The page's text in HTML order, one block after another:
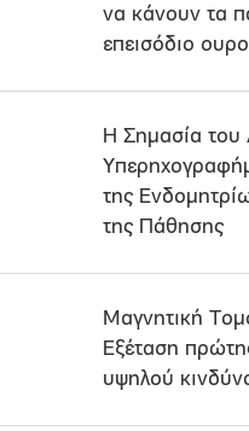
να κάνουν τα
επεισόδιο
Η Σημασία του
της
της Πάθησης
Μαγνητική
Εξέταση
υψηλού